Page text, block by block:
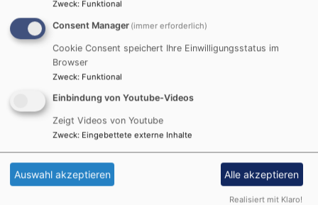
Dekanate
Hauptnavigation
Startseite
Dekanate
Kirchenmusik
Jugend
Verwaltung
Fußbereichsmenü
Impressum
Kontakt
Cookie-Einstellungen
Datenschutzerklärung
Zweck: Funktional
Consent Manager (immer erforderlich)
Cookie Consent speichert Ihre Einwilligungsstatus im
Browser
Zweck: Funktional
Einbindung von Youtube-Videos
Zeigt Videos von Youtube
Zweck: Eingebettete externe Inhalte
Auswahl akzeptieren Alle akzeptieren
Realisiert mit Klaro!